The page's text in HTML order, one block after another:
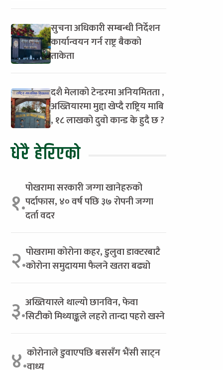
सुचना अधिकारी सम्बन्धी निर्देशन
कार्यान्वयन गर्न राष्ट्र बैकको
ताकेता
दशै मेलाको टेन्डरमा अनियमितता ,
अख्तियारमा मुद्दा खेप्दै राष्ट्रिय माबि
, १८ लाखको दुवो कान्ड के हुदै छ ?
धेरै हेरिएको
१.पोखरामा सरकारी जग्गा खानेहरुको
पर्दाफास, ४० वर्ष पछि ३७ रोपनी जग्गा
दर्ता वदर
२.पोखरामा कोरोना कहर, डुलुवा डाक्टरबाटै
कोरोना समुदायमा फैलने खतरा बढ्यो
३.अख्तियारले थाल्यो छानविन, फेवा
सिटीको मिथ्याङ्कले लहरो तान्दा पहरो खस्ने
४.कोरोनाले डुवाएपछि बससँग भैंसी साट्न
वाध्य